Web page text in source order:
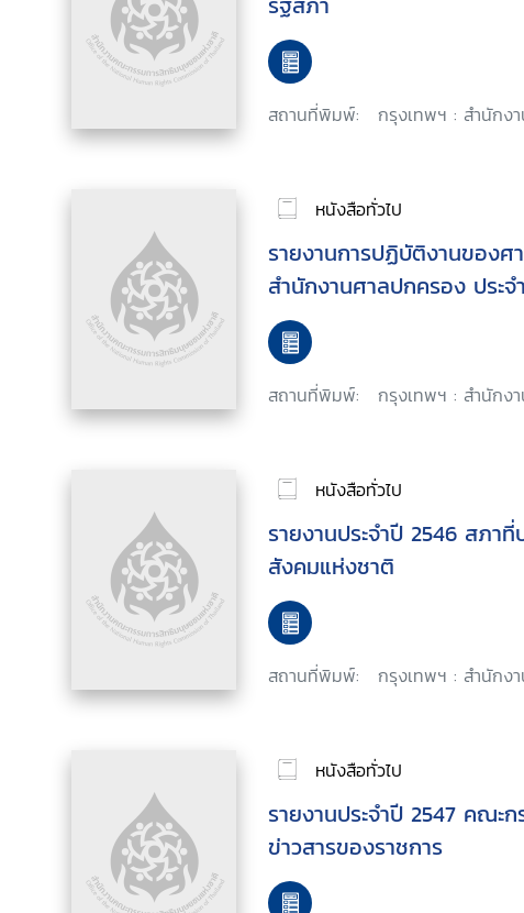
สถานที่พิมพ์: กรุงเทพฯ : สำนักง
หนังสือทั่วไป
รายงานการปฏิบัติงานของศ
สำนักงานศาลปกครอง ประจ
สถานที่พิมพ์: กรุงเทพฯ : สำนักงา
หนังสือทั่วไป
รายงานประจำปี 2546 สภา
สังคมแห่งชาติ
สถานที่พิมพ์: กรุงเทพฯ : สำนักง
หนังสือทั่วไป
รายงานประจำปี 2547 คณะ
ข่าวสารของราชการ